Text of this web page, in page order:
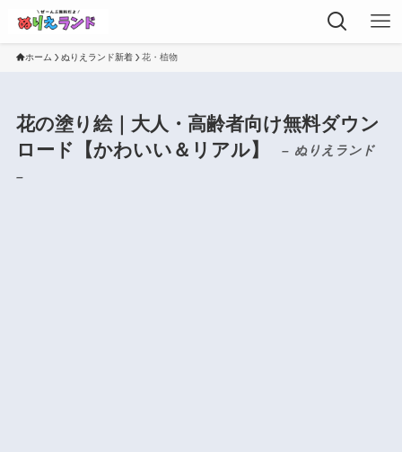
ホーム ぬりえランド新着 花・植物
花の塗り絵｜大人・高齢者向け無料ダウン
ロード【かわいい＆リアル】
– ぬりえランド
–